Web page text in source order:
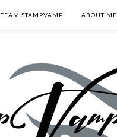
TEAM STAMPVAMP ABOUT ME